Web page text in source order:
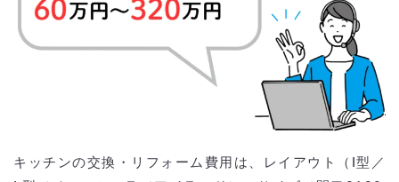
キッチンの交換・リフォーム費用は、レイアウト（I型／